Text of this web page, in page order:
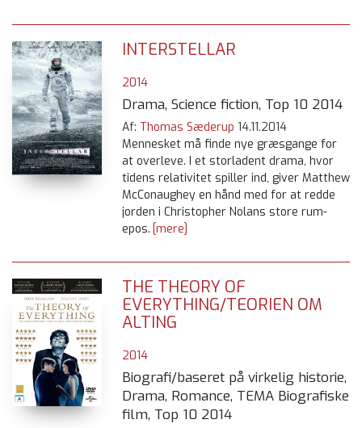
INTERSTELLAR
2014
Drama, Science fiction, Top 10 2014
Af: Thomas Sæderup 14.11.2014
Mennesket må finde nye græsgange for
at overleve. I et storladent drama, hvor
tidens relativitet spiller ind, giver Matthew
McConaughey en hånd med for at redde
jorden i Christopher Nolans store rum-
epos. [mere]
THE THEORY OF
EVERYTHING/TEORIEN OM
ALTING
2014
Biografi/baseret på virkelig historie,
Drama, Romance, TEMA Biografiske
film, Top 10 2014